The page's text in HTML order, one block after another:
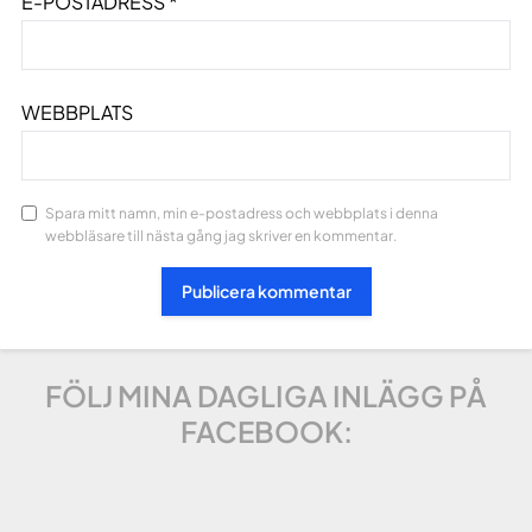
WEBBPLATS
Spara mitt namn, min e-postadress och webbplats i denna
webbläsare till nästa gång jag skriver en kommentar.
FÖLJ MINA DAGLIGA INLÄGG PÅ
FACEBOOK: